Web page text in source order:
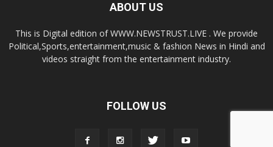
ABOUT US
This is Digital edition of WWW.NEWSTRUST.LIVE . We provide
Political,Sports,entertainment,music & fashion News in Hindi and
videos straight from the entertainment industry.
FOLLOW US